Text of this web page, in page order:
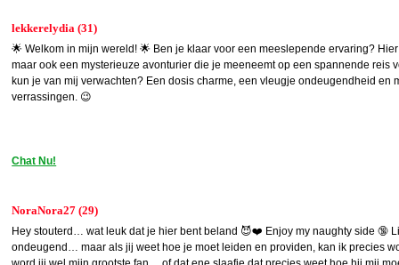
lekkerelydia (31)
🌟 Welkom in mijn wereld! 🌟 Ben je klaar voor een meeslepende ervaring?
maar ook een mysterieuze avonturier die je meeneemt op een spannende reis
kun je van mij verwachten? Een dosis charme, een vleugje ondeugendheid en
verrassingen. 😉
Chat Nu!
NoraNora27 (29)
Hey stouterd… wat leuk dat je hier bent beland 😈❤️ Enjoy my naughty side 🔞
ondeugend… maar als jij weet hoe je moet leiden en providen, kan ik precies